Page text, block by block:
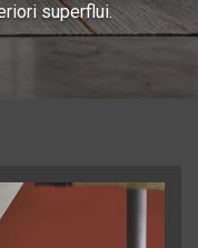
superflui.